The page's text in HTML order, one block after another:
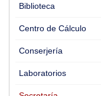
Biblioteca
Centro de Cálculo
Conserjería
Laboratorios